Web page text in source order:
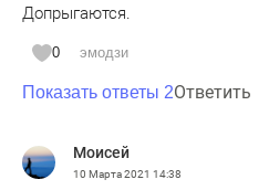
Допрыгаются.
0 эмодзи
Показать ответы 2Ответить
Моисей
10 Марта 2021 14:38